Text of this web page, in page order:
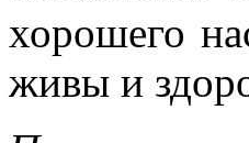
хорошего
живы и